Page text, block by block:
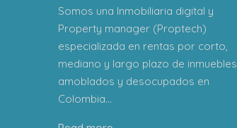
Somos una Inmobiliaria digital y
Property manager (Proptech)
especializada en rentas por corto,
mediano y largo plazo de inmuebles
amoblados y desocupados en
Colombia...